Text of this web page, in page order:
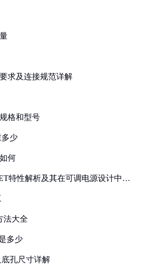
求及连接规范详解
格和型号
多少
何
特性解析及其在可调电源设计中的
法大全
多少
底孔尺寸详解